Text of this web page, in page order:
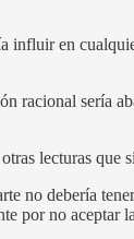
influir en
racional sería
lecturas que
no debería
por no aceptar